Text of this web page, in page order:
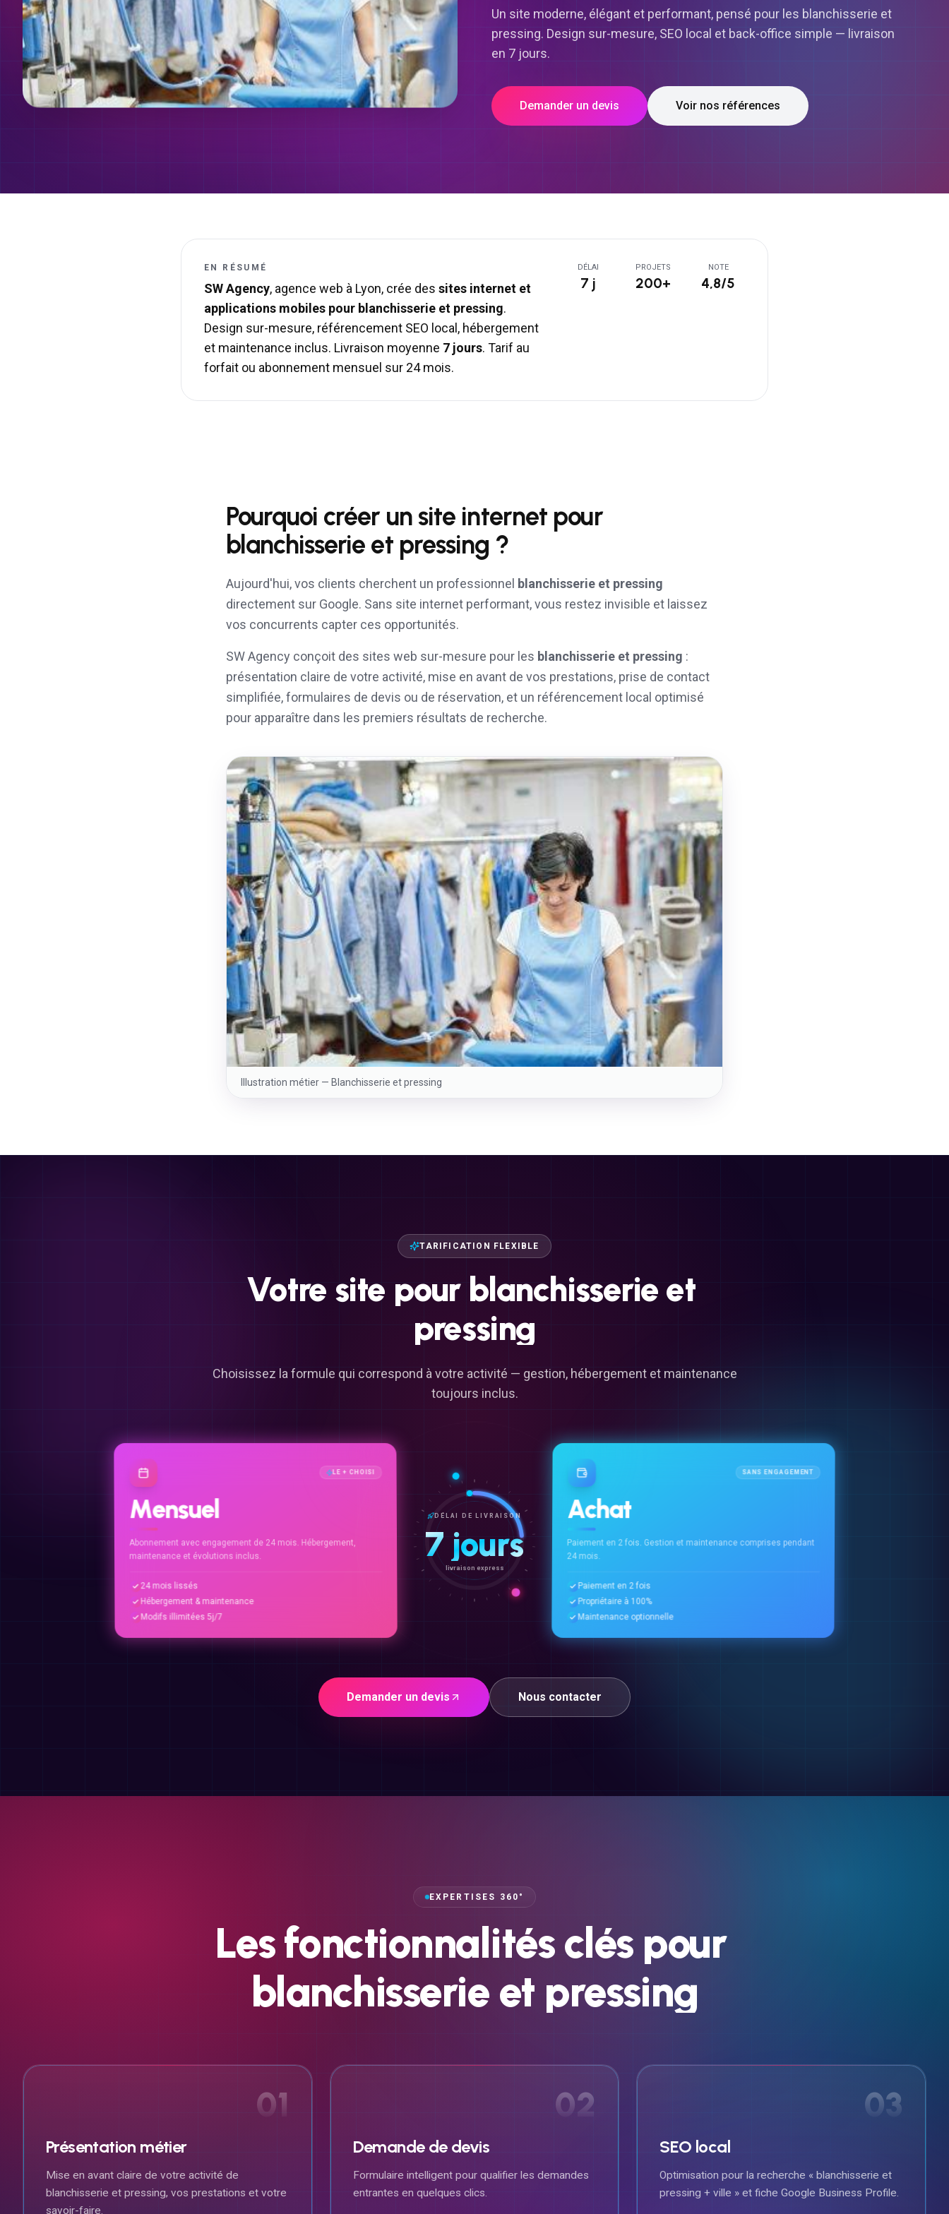
Un site moderne, élégant et performant, pensé pour les blanchisserie et
pressing. Design sur-mesure, SEO local et back-office simple — livraison
en 7 jours.
Demander un devis Voir nos références
EN RÉSUMÉ
SW Agency, agence web à Lyon, crée des sites internet et
applications mobiles pour blanchisserie et pressing.
Design sur-mesure, référencement SEO local, hébergement
et maintenance inclus. Livraison moyenne 7 jours. Tarif au
forfait ou abonnement mensuel sur 24 mois.
DÉLAI
7 j
PROJETS
200+
NOTE
4,8/5
Pourquoi créer un site internet pour
blanchisserie et pressing ?
Aujourd'hui, vos clients cherchent un professionnel blanchisserie et pressing
directement sur Google. Sans site internet performant, vous restez invisible et laissez
vos concurrents capter ces opportunités.
SW Agency conçoit des sites web sur-mesure pour les blanchisserie et pressing :
présentation claire de votre activité, mise en avant de vos prestations, prise de contact
simplifiée, formulaires de devis ou de réservation, et un référencement local optimisé
pour apparaître dans les premiers résultats de recherche.
Illustration métier — Blanchisserie et pressing
TARIFICATION FLEXIBLE
Votre site pour blanchisserie et
pressing
Choisissez la formule qui correspond à votre activité — gestion, hébergement et maintenance
toujours inclus.
LE + CHOISI
Mensuel
Abonnement avec engagement de 24 mois. Hébergement,
maintenance et évolutions inclus.
24 mois lissés
Hébergement & maintenance
Modifs illimitées 5j/7
DÉLAI DE LIVRAISON
7 jours
livraison express
SANS ENGAGEMENT
Achat
Paiement en 2 fois. Gestion et maintenance comprises pendant
24 mois.
Paiement en 2 fois
Propriétaire à 100%
Maintenance optionnelle
Demander un devis Nous contacter
EXPERTISES 360°
Lesfonctionnalités clés pour
blanchisserie et pressing
01
Présentation métier
Mise en avant claire de votre activité de
blanchisserie et pressing, vos prestations et votre
savoir-faire.
02
Demande de devis
Formulaire intelligent pour qualifier les demandes
entrantes en quelques clics.
03
SEO local
Optimisation pour la recherche « blanchisserie et
pressing + ville » et fiche Google Business Profile.